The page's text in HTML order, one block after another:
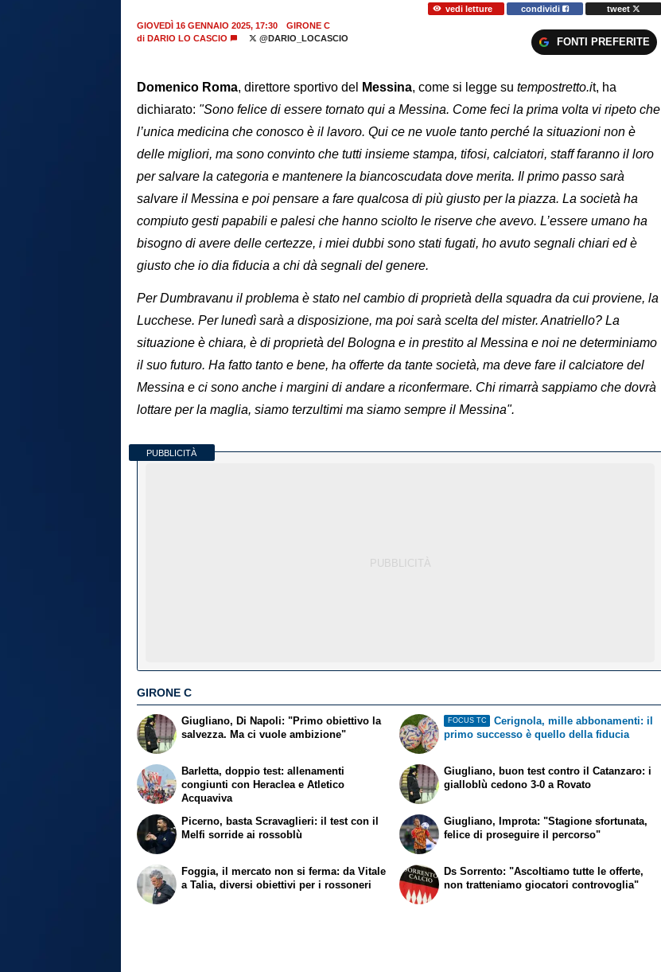
vedi letture condividi
tweet
GIOVEDÌ 16 GENNAIO 2025, 17:30
GIRONE C
di DARIO LO CASCIO @DARIO_LOCASCIO FONTI PREFERITE
Domenico Roma, direttore sportivo del Messina, come si legge su tempostretto.it, ha
dichiarato: "Sono felice di essere tornato qui a Messina. Come feci la prima volta vi ripeto che
l’unica medicina che conosco è il lavoro. Qui ce ne vuole tanto perché la situazioni non è
delle migliori, ma sono convinto che tutti insieme stampa, tifosi, calciatori, staff faranno il loro
per salvare la categoria e mantenere la biancoscudata dove merita. Il primo passo sarà
salvare il Messina e poi pensare a fare qualcosa di più giusto per la piazza. La società ha
compiuto gesti papabili e palesi che hanno sciolto le riserve che avevo. L’essere umano ha
bisogno di avere delle certezze, i miei dubbi sono stati fugati, ho avuto segnali chiari ed è
giusto che io dia fiducia a chi dà segnali del genere.
Per Dumbravanu il problema è stato nel cambio di proprietà della squadra da cui proviene, la
Lucchese. Per lunedì sarà a disposizione, ma poi sarà scelta del mister. Anatriello? La
situazione è chiara, è di proprietà del Bologna e in prestito al Messina e noi ne determiniamo
il suo futuro. Ha fatto tanto e bene, ha offerte da tante società, ma deve fare il calciatore del
Messina e ci sono anche i margini di andare a riconfermare. Chi rimarrà sappiamo che dovrà
lottare per la maglia, siamo terzultimi ma siamo sempre il Messina".
PUBBLICITÀ
GIRONE C
Giugliano, Di Napoli: "Primo obiettivo la
salvezza. Ma ci vuole ambizione"
Barletta, doppio test: allenamenti
congiunti con Heraclea e Atletico
Acquaviva
FOCUS TC
Cerignola, mille abbonamenti: il
primo successo è quello della fiducia
Giugliano, buon test contro il Catanzaro: i
gialloblù cedono 3-0 a Rovato
Picerno, basta Scravaglieri: il test con il
Melfi sorride ai rossoblù
Foggia, il mercato non si ferma: da Vitale
a Talia, diversi obiettivi per i rossoneri
Giugliano, Improta: "Stagione sfortunata,
felice di proseguire il percorso"
Ds Sorrento: "Ascoltiamo tutte le offerte,
non tratteniamo giocatori controvoglia"